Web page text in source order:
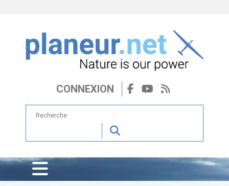
CONNEXION